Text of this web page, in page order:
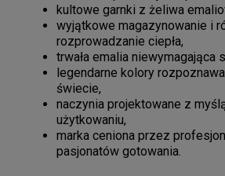
kultowe garnki z żeliwa
wyjątkowe magazynowanie i
rozprowadzanie ciepła,
trwała emalia niewymagająca
legendarne kolory
świecie,
naczynia projektowane z
użytkowaniu,
marka ceniona przez
pasjonatów gotowania.